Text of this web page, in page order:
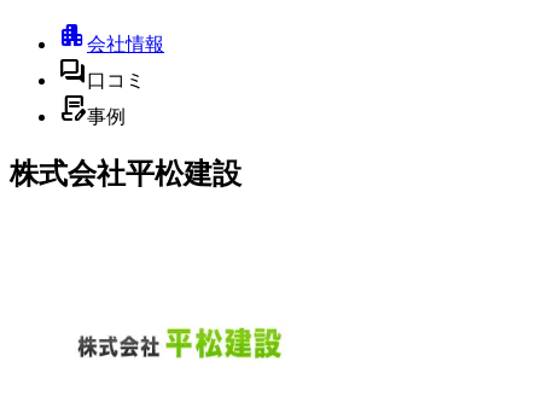
apartment会社情報
forum口コミ
contract_edit事例
株式会社平松建設